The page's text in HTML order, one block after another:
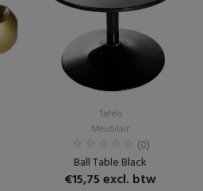
Tafels
Meubilair
(0)
Ball Table Black
€15,75 excl. btw